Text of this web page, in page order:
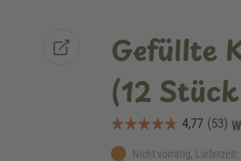
Gefüllte
(12
Nicht vorrätig, Lieferzeit: